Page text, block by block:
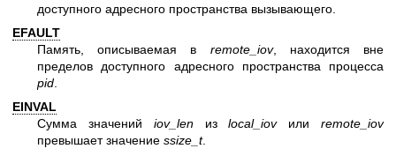
доступного адресного пространства вызывающего.
EFAULT
Память, описываемая в remote_iov, находится вне
пределов доступного адресного пространства процесса
pid
EINVAL
Сумма значений iov_lenизlocal_iovилиremote_iov
превышает значение ssize_t.